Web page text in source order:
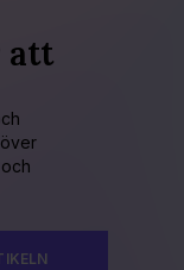
att